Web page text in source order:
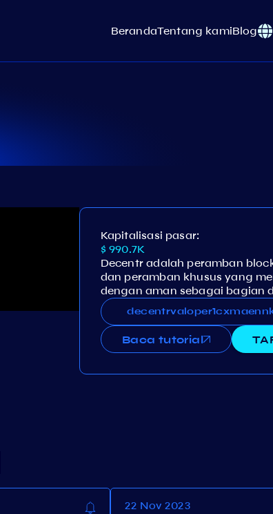
BerandaTentang kamiBlog
Kapitalisasi pasar:
$ 990.7K
Decentr adalah peramban
dan peramban khusus yang
dengan aman sebagai bagian
Baca tutorial
22 Nov 2023